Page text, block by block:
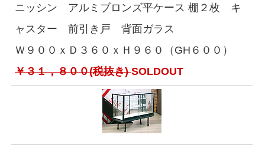
ニッシン アルミブロンズ平ケース 棚２枚 キ
ャスター 前引き戸 背面ガラス
Ｗ９００ｘＤ３６０ｘＨ９６０（GH６００）
￥３１，８００(税抜き)SOLDOUT